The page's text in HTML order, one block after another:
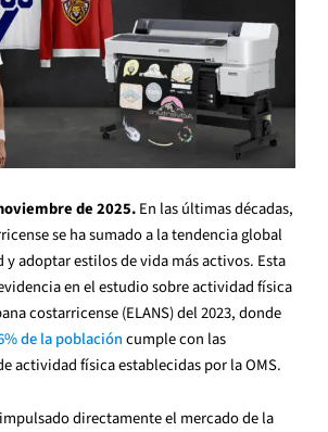
de 2025.En las últimas décadas,
se ha sumado a la tendencia global
y adoptar estilos de vida más activos. Esta
en el estudio sobre actividad física
costarricense (ELANS) del 2023, donde
de la poblacióncumple con las
actividad física establecidas por la OMS.
directamente el mercado de la